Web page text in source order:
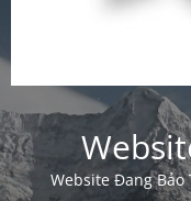
Website Đang